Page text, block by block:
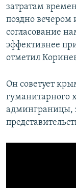
затратам
поздно вечером
согласование
эффективнее
отметил
Он советует
гуманитарного
админграницы,